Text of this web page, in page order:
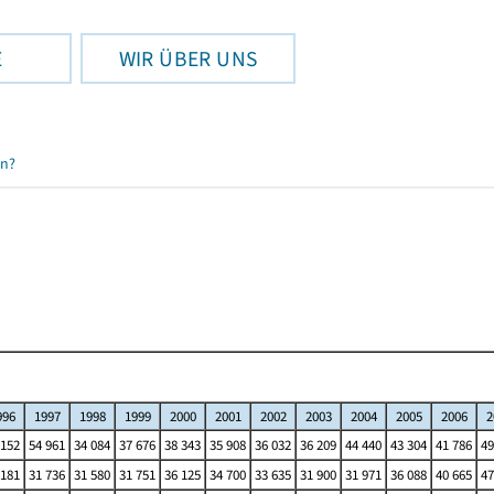
WIR ÜBER UNS
1997 1998 1999 2000 2001 2002 2003 2004 2005 2006
54 961 34 084 37 676 38 343 35 908 36 032 36 209 44 440 43 304 41 786
31 736 31 580 31 751 36 125 34 700 33 635 31 900 31 971 36 088 40 665